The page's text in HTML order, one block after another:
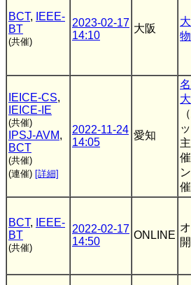
BCT,
IEEE-
BT
(共催)
2023-02-17
14:10
大阪
IEICE-CS,
IEICE-IE
(共催)
IPSJ-AVM,
BCT
(共催)
(連催) [詳細]
2022-11-24
14:05
愛知
催
BCT,
IEEE-
BT
(共催)
2022-02-17
14:50
ONLINE